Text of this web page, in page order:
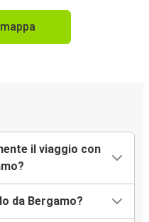
il viaggio con
da Bergamo?